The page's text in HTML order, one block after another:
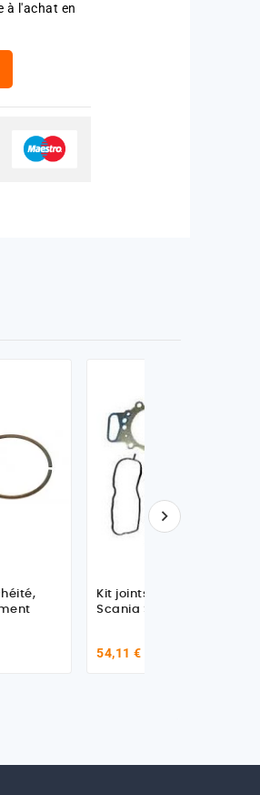
à l'achat en
Kit joints de culasse pour
Scania Série 4
54,11 €
